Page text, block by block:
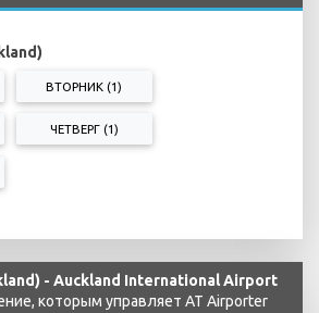
ВТОРНИК (1)
ЧЕТВЕРГ (1)
- Auckland International Airport
которым управляет AT Airporter